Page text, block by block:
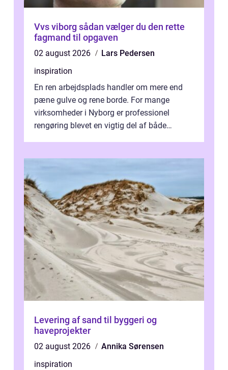
Vvs viborg sådan vælger du den rette
fagmand til opgaven
02 august 2026
Lars Pedersen
inspiration
En ren arbejdsplads handler om mere end
pæne gulve og rene borde. For mange
virksomheder i Nyborg er professionel
rengøring blevet en vigtig del af både
Levering af sand til byggeri og
haveprojekter
02 august 2026
Annika Sørensen
inspiration